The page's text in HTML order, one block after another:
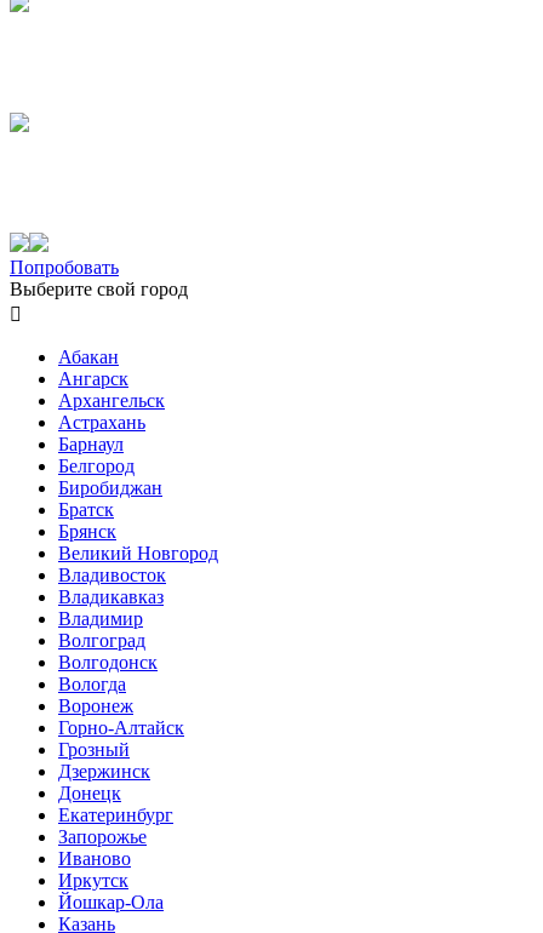
Попробовать
Выберите свой город

Абакан
Ангарск
Архангельск
Астрахань
Барнаул
Белгород
Биробиджан
Братск
Брянск
Великий Новгород
Владивосток
Владикавказ
Владимир
Волгоград
Волгодонск
Вологда
Воронеж
Горно-Алтайск
Грозный
Дзержинск
Донецк
Екатеринбург
Запорожье
Иваново
Иркутск
Йошкар-Ола
Казань